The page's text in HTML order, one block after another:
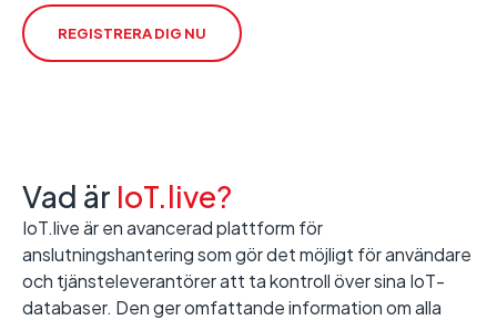
REGISTRERA DIG NU
Vad är IoT.live?
IoT.live är en avancerad plattform för
anslutningshantering som gör det möjligt för användare
och tjänsteleverantörer att ta kontroll över sina IoT-
databaser. Den ger omfattande information om alla